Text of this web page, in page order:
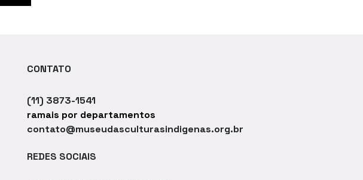
CONTATO
(11) 3873-1541
ramais por departamentos
contato@museudasculturasindigenas.org.br
REDES SOCIAIS